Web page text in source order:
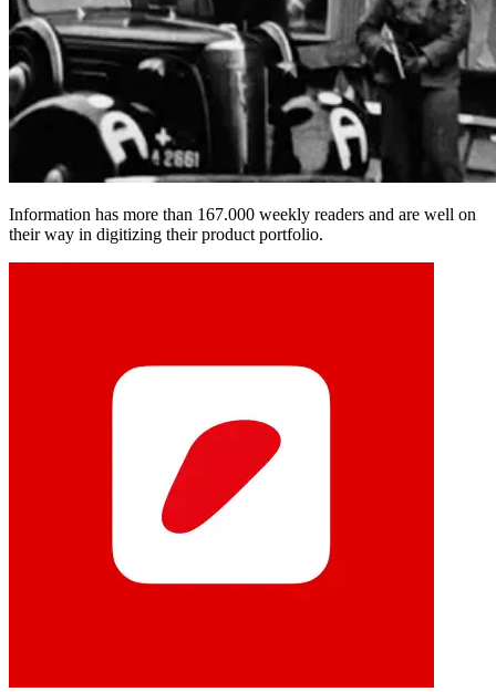
Information has more than 167.000 weekly readers and are well on
their way in digitizing their product portfolio.